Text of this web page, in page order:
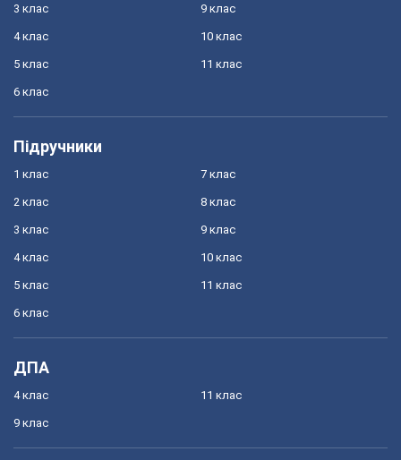
3 клас
4 клас
5 клас
6 клас
9 клас
10 клас
11 клас
Підручники
1 клас
2 клас
3 клас
4 клас
5 клас
6 клас
7 клас
8 клас
9 клас
10 клас
11 клас
ДПА
4 клас
9 клас
11 клас